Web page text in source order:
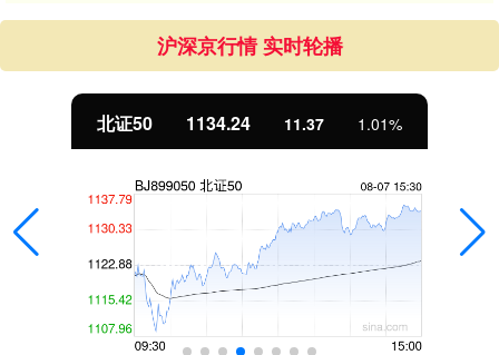
沪深京行情 实时轮播
北证50 1134.24 11.37 1.01%